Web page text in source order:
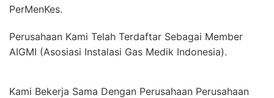
PerMenKes.
Perusahaan Kami Telah Terdaftar Sebagai Member
AIGMI (Asosiasi Instalasi Gas Medik Indonesia).
Kami Bekerja Sama Dengan Perusahaan Perusahaan